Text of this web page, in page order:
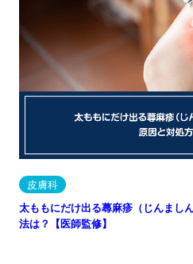
皮膚科
太ももにだけ出る蕁麻疹（じんまし
法は？【医師監修】